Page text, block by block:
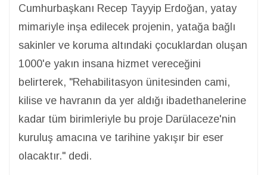
Cumhurbaşkanı Recep Tayyip Erdoğan, yatay
mimariyle inşa edilecek projenin, yatağa bağlı
sakinler ve koruma altındaki çocuklardan oluşan
1000'e yakın insana hizmet vereceğini
belirterek, "Rehabilitasyon ünitesinden cami,
kilise ve havranın da yer aldığı ibadethanelerine
kadar tüm birimleriyle bu proje Darülaceze'nin
kuruluş amacına ve tarihine yakışır bir eser
olacaktır." dedi.